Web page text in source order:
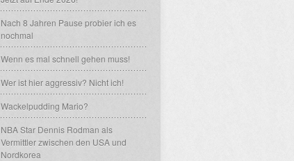
Nach 8 Jahren Pause probier ich es
nochmal
Wenn es mal schnell gehen muss!
Wer ist hier aggressiv? Nicht ich!
Wackelpudding Mario?
NBA Star Dennis Rodman als
Vermittler zwischen den USA und
Nordkorea